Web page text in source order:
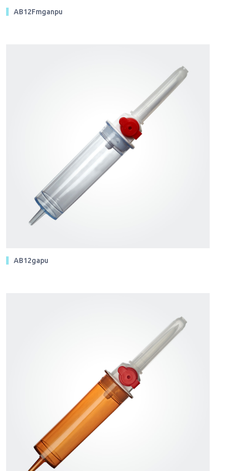
AB12Fmganpu
AB12gapu